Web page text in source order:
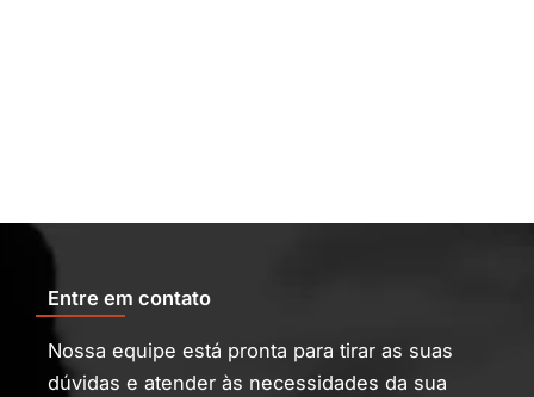
Entre em contato
Nossa equipe está pronta para tirar as suas
dúvidas e atender às necessidades da sua